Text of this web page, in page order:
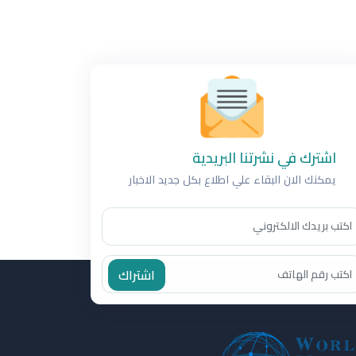
اشترك في نشرتنا البريدية
يمكنك الان البقاء علي اطلاع بكل جديد الاخبار
اشتراك